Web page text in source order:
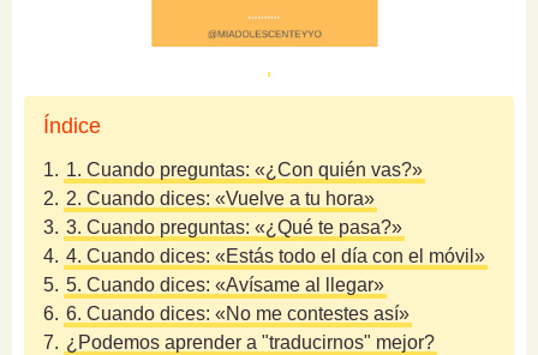
Índice
1. 1. Cuando preguntas: «¿Con quién vas?»
2. 2. Cuando dices: «Vuelve a tu hora»
3. 3. Cuando preguntas: «¿Qué te pasa?»
4. 4. Cuando dices: «Estás todo el día con el móvil»
5. 5. Cuando dices: «Avísame al llegar»
6. 6. Cuando dices: «No me contestes así»
7. ¿Podemos aprender a "traducirnos" mejor?